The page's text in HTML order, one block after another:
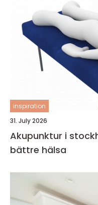
inspiration
31. July 2026
Akupunktur i stockholm en
bättre hälsa